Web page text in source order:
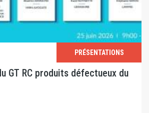
PRÉSENTATIONS
GT RC produits défectueux du